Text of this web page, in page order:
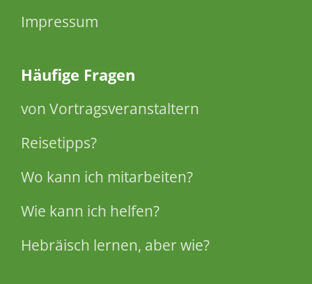
Impressum
Häufige Fragen
von Vortragsveranstaltern
Reisetipps?
Wo kann ich mitarbeiten?
Wie kann ich helfen?
Hebräisch lernen, aber wie?